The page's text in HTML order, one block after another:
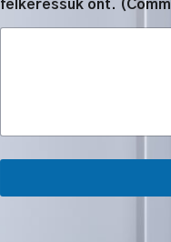
felkeressük önt.